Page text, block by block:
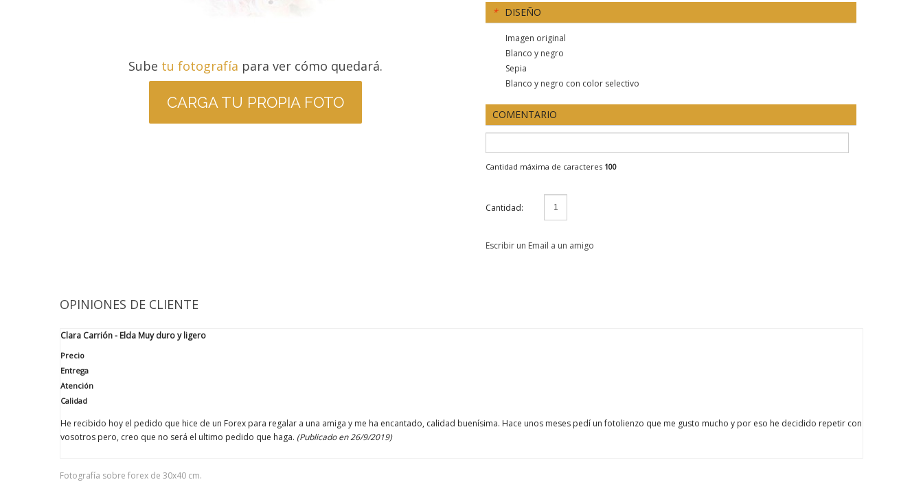
Sube tu fotografía para ver cómo quedará.
CARGA TU PROPIA FOTO
* DISEÑO
Imagen original
Blanco y negro
Sepia
Blanco y negro con color selectivo
COMENTARIO
Cantidad máxima de caracteres 100
Cantidad:
Escribir un Email a un amigo
OPINIONES DE CLIENTE
Clara Carrión - Elda Muy duro y ligero
Precio
Entrega
Atención
Calidad
He recibido hoy el pedido que hice de un Forex para regalar a una amiga y me ha encantado, calidad buenísima. Hace unos meses pedí un fotolienzo que me gusto mucho y por eso he decidido repetir con
vosotros pero, creo que no será el ultimo pedido que haga. (Publicado en 26/9/2019)
Fotografía sobre forex de 30x40 cm.